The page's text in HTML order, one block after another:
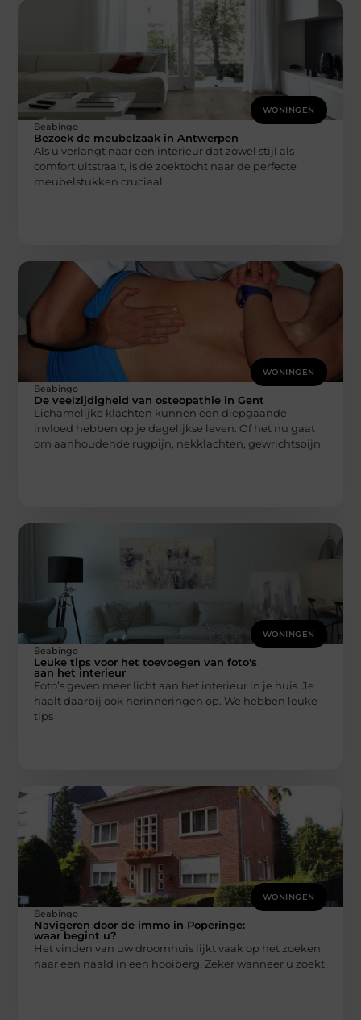
WONINGEN
Beabingo
Bezoek de meubelzaak in Antwerpen
Als u verlangt naar een interieur dat zowel stijl als
comfort uitstraalt, is de zoektocht naar de perfecte
meubelstukken cruciaal.
WONINGEN
Beabingo
De veelzijdigheid van osteopathie in Gent
Lichamelijke klachten kunnen een diepgaande
invloed hebben op je dagelijkse leven. Of het nu gaat
om aanhoudende rugpijn, nekklachten, gewrichtspijn
WONINGEN
Beabingo
Leuke tips voor het toevoegen van foto's
aan het interieur
Foto’s geven meer licht aan het interieur in je huis. Je
haalt daarbij ook herinneringen op. We hebben leuke
tips
WONINGEN
Beabingo
Navigeren door de immo in Poperinge:
waar begint u?
Het vinden van uw droomhuis lijkt vaak op het zoeken
naar een naald in een hooiberg. Zeker wanneer u zoekt